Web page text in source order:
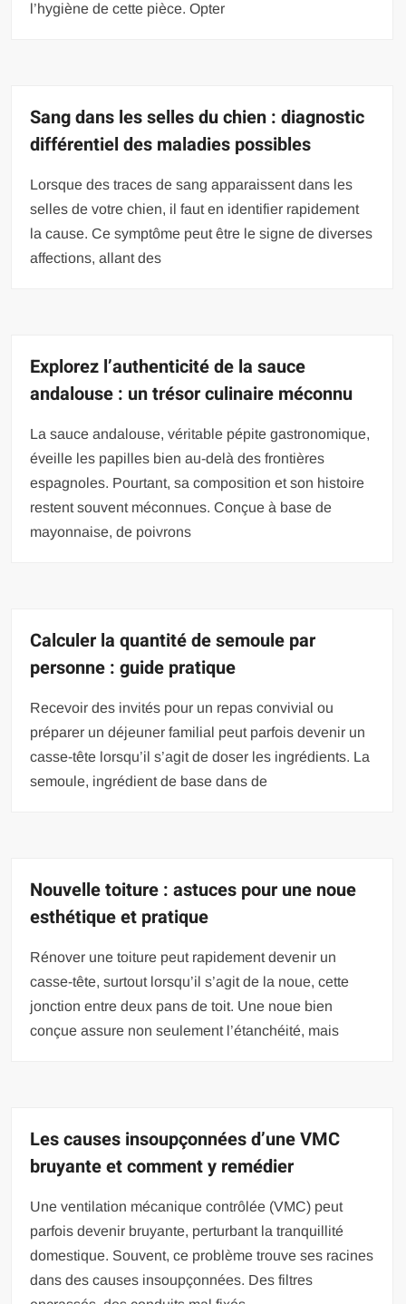
l’hygiène de cette pièce. Opter
Sang dans les selles du chien : diagnostic
différentiel des maladies possibles
Lorsque des traces de sang apparaissent dans les
selles de votre chien, il faut en identifier rapidement
la cause. Ce symptôme peut être le signe de diverses
affections, allant des
Explorez l’authenticité de la sauce
andalouse : un trésor culinaire méconnu
La sauce andalouse, véritable pépite gastronomique,
éveille les papilles bien au-delà des frontières
espagnoles. Pourtant, sa composition et son histoire
restent souvent méconnues. Conçue à base de
mayonnaise, de poivrons
Calculer la quantité de semoule par
personne : guide pratique
Recevoir des invités pour un repas convivial ou
préparer un déjeuner familial peut parfois devenir un
casse-tête lorsqu’il s’agit de doser les ingrédients. La
semoule, ingrédient de base dans de
Nouvelle toiture : astuces pour une noue
esthétique et pratique
Rénover une toiture peut rapidement devenir un
casse-tête, surtout lorsqu’il s’agit de la noue, cette
jonction entre deux pans de toit. Une noue bien
conçue assure non seulement l’étanchéité, mais
Les causes insoupçonnées d’une VMC
bruyante et comment y remédier
Une ventilation mécanique contrôlée (VMC) peut
parfois devenir bruyante, perturbant la tranquillité
domestique. Souvent, ce problème trouve ses racines
dans des causes insoupçonnées. Des filtres